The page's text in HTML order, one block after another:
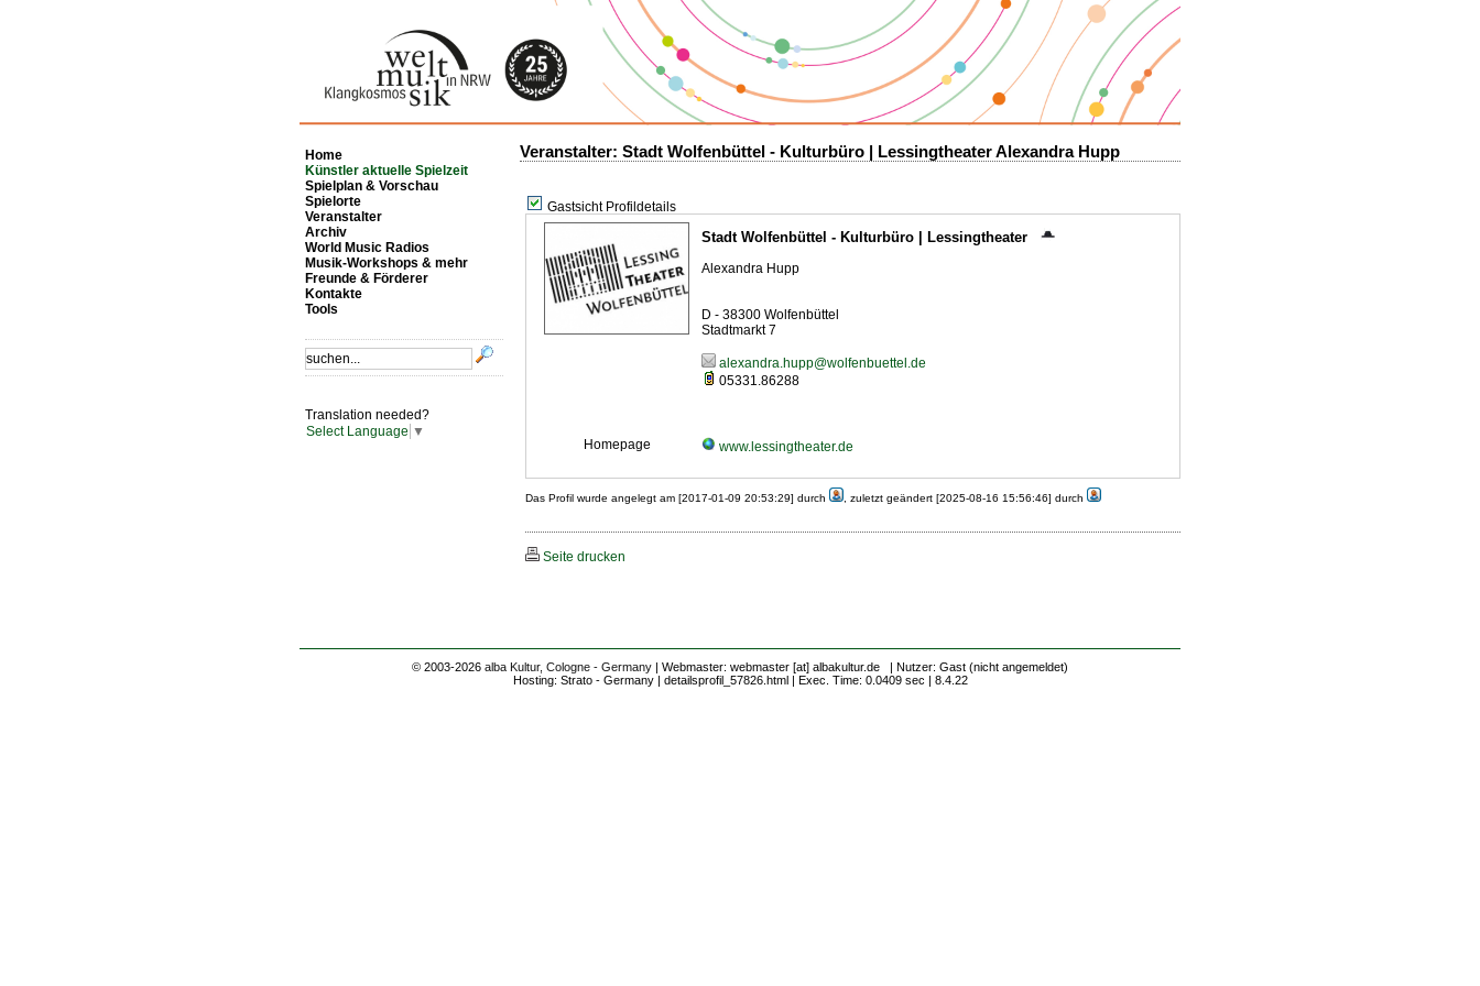
Home
Künstler aktuelle Spielzeit
Spielplan & Vorschau
Spielorte
Veranstalter
Archiv
World Music Radios
Musik-Workshops & mehr
Freunde & Förderer
Kontakte
Tools
Translation needed?
Select Language ▼
Veranstalter: Stadt Wolfenbüttel - Kulturbüro | Lessingtheater Alexandra Hupp
Gastsicht Profildetails
Stadt Wolfenbüttel - Kulturbüro | Lessingtheater
Alexandra Hupp
D - 38300 Wolfenbüttel
Stadtmarkt 7
alexandra.hupp@wolfenbuettel.de
05331.86288
Homepage www.lessingtheater.de
Das Profil wurde angelegt am [2017-01-09 20:53:29] durch , zuletzt geändert [2025-08-16 15:56:46] durch
Seite drucken
© 2003-2026 alba Kultur, Cologne - Germany | Webmaster: webmaster [at] albakultur.de | Nutzer: Gast (nicht angemeldet)
Hosting: Strato - Germany | detailsprofil_57826.html | Exec. Time: 0.0409 sec | 8.4.22